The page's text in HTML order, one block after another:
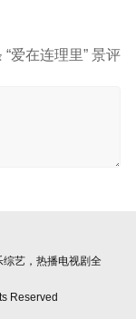
“爱在连理里” 景评
艺，热播电视剧全
Reserved